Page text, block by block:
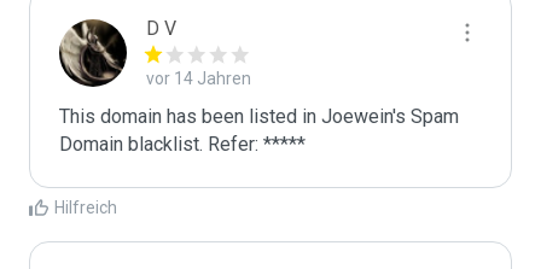
D V
vor 14 Jahren
This domain has been listed in Joewein's Spam
Domain blacklist. Refer: *****
Hilfreich